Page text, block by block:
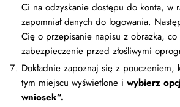
Ci na odzyskanie dostępu do konta, w
zapomniał danych do logowania.
Cię o przepisanie napisu z obrazka, co
zabezpieczenie przed złośliwymi
Dokładnie zapoznaj się z pouczeniem,
tym miejscu wyświetlone i wybierz
wniosek”.